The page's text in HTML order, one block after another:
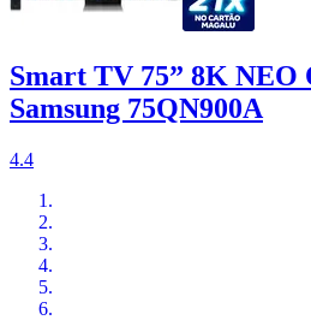
Smart TV 75” 8K
Samsung 75QN900A
4.4